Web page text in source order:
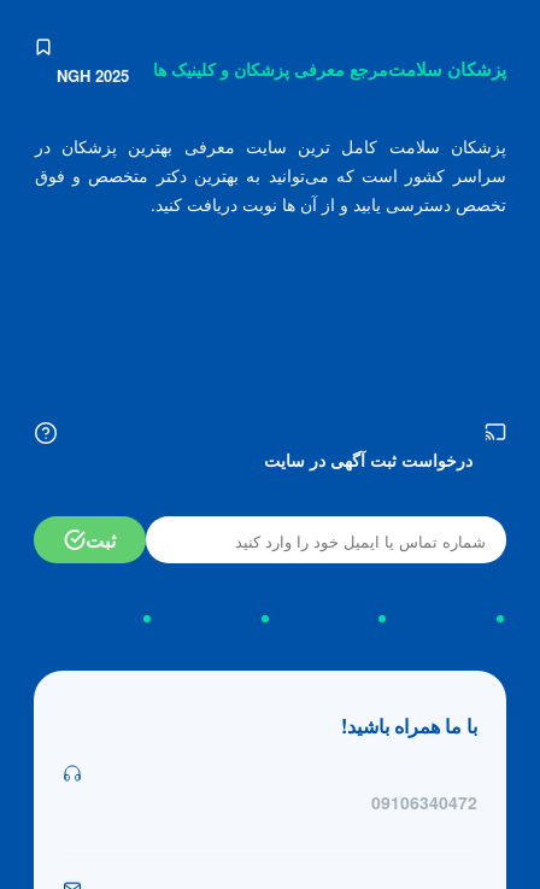
پزشکان سلامتمرجع معرفی پزشکان و کلینیک ها NGH 2025
پزشکان سلامت کامل ترین سایت معرفی بهترین پزشکان در
سراسر کشور است که می‌توانید به بهترین دکتر متخصص و فوق
تخصص دسترسی یابید و از آن ها نوبت دریافت کنید.
درخواست ثبت آگهی در سایت
ثبت
با ما همراه باشید!
09106340472